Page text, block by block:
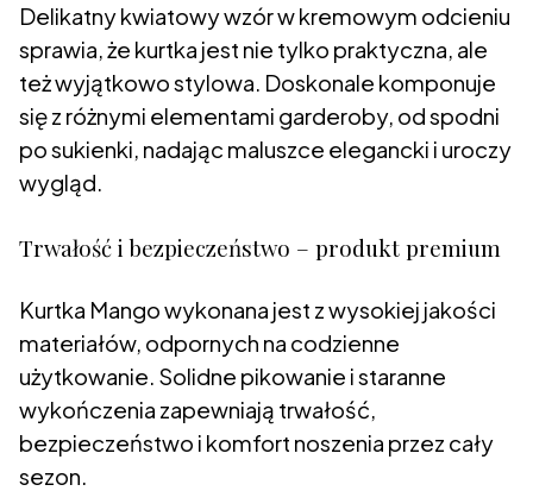
Delikatny kwiatowy wzór w kremowym odcieniu
sprawia, że kurtka jest nie tylko praktyczna, ale
też wyjątkowo stylowa. Doskonale komponuje
się z różnymi elementami garderoby, od spodni
po sukienki, nadając maluszce elegancki i uroczy
wygląd.
Trwałość i bezpieczeństwo – produkt premium
Kurtka Mango wykonana jest z wysokiej jakości
materiałów, odpornych na codzienne
użytkowanie. Solidne pikowanie i staranne
wykończenia zapewniają trwałość,
bezpieczeństwo i komfort noszenia przez cały
sezon.